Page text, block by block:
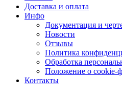
Доставка и оплата
Инфо
Документация и
Новости
Отзывы
Политика
Обработка
Положение о cookie-
Контакты